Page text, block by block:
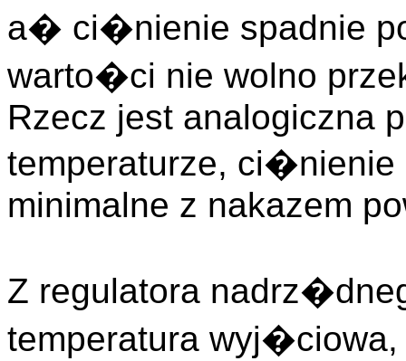
a� ci�nienie spadnie
warto�ci nie wolno
Rzecz jest analogiczna
temperaturze, ci�nienie
minimalne z nakazem
Z regulatora
temperatura